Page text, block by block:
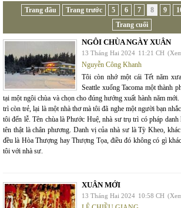
Trang đầu Trang trước 5 6 7 8 9
Trang cuối
NGÔI CHÙA NGÀY XUÂN
13 Tháng Hai 2024 11:21 CH
Nguyễn Công Khanh
Tôi còn nhớ một cái Tết năm
Seattle xuống Tacoma một thành
tại một ngôi chùa và chọn cho đúng hướng xuất hành năm
trì còn trẻ, lại là một nhà thơ mà tôi đã nghe một người bạn
tôi đến lễ. Tên chùa là Phước Huệ, nhà sư trụ trì có pháp
tên thật là chân phương. Danh vị của nhà sư là Tỳ Kheo,
đều là Hòa Thượng hay Thượng Tọa, điều đó không có gì
tôi với nhà sư.
XUÂN MỚI
13 Tháng Hai 2024 10:58 CH